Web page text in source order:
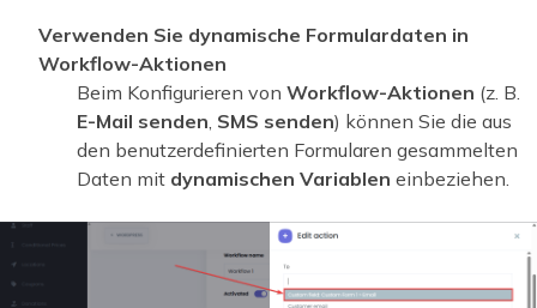
Verwenden Sie dynamische Formulardaten in
Workflow-Aktionen
Beim Konfigurieren von Workflow-Aktionen (z. B.
E-Mail senden SMS senden) können Sie die aus
den benutzerdefinierten Formularen gesammelten
Daten mit dynamischen Variablen einbeziehen.